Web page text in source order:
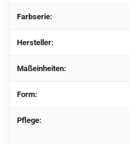
Farbserie:
Hersteller:
Maßeinheiten:
Form:
Pflege: